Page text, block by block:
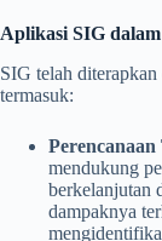
Aplikasi SIG
SIG telah
termasuk:
mendukung
berkelanjutan
dampaknya